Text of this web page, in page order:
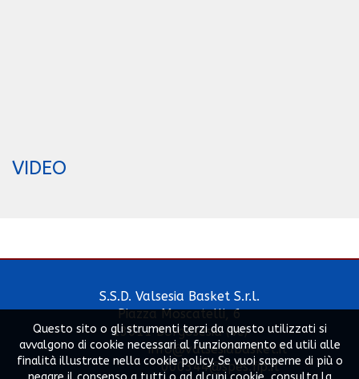
VIDEO
S.S.D. Valsesia Basket S.r.l.
Piazza Moscatelli, 6
13011 Borgosesia (Vc)
info@valsesiabasket.it
000344@spes.fip.it
Questo sito o gli strumenti terzi da questo utilizzati si
avvalgono di cookie necessari al funzionamento ed utili alle
finalità illustrate nella cookie policy. Se vuoi saperne di più o